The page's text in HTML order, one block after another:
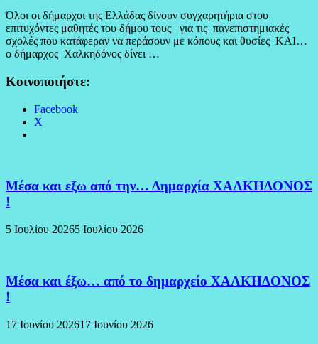
Όλοι οι δήμαρχοι της Ελλάδας δίνουν συγχαρητήρια στου
επιτυχόντες μαθητές του δήμου τους για τις πανεπιστημιακές
σχολές που κατάφεραν να περάσουν με κόπους και θυσίες ΚΑΙ…
ο δήμαρχος Χαλκηδόνος δίνει …
Κοινοποιήστε:
Facebook
X
Μέσα και εξω από την… Δημαρχία ΧΑΛΚΗΔΟΝΟΣ
!
5 Ιουλίου 20265 Ιουλίου 2026
Μέσα και έξω… από το δημαρχείο ΧΑΛΚΗΔΟΝΟΣ
!
17 Ιουνίου 202617 Ιουνίου 2026